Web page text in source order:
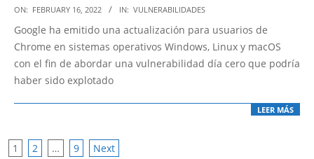
2022-
02-
16
ON: FEBRUARY 16, 2022 IN: VULNERABILIDADES
Google ha emitido una actualización para usuarios de
Chrome en sistemas operativos Windows, Linux y macOS
con el fin de abordar una vulnerabilidad día cero que podría
haber sido explotado
LEER MÁS
POSTS
1 2 … 9 Next